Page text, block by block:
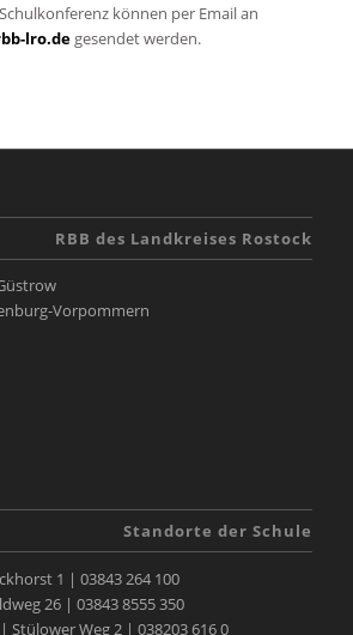
können per Email an
lro.de gesendet werden.
RBB des Landkreises Rostock
Vorpommern
Standorte der Schule
1 | 03843 264 100
26 | 03843 8555 350
Stülower Weg 2 | 038203 616 0